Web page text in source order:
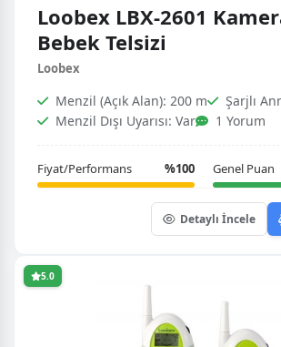
Loobex LBX-2601
Bebek Telsizi
Loobex
Menzil (Açık Alan): 200 m
Şarjlı
Menzil Dışı Uyarısı: Var
1 Yorum
Fiyat/Performans %100 Genel Puan
Detaylı İncele
5.0